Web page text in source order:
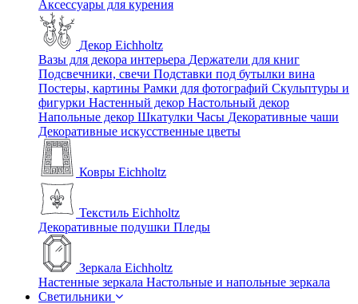
Аксессуары для курения
Декор Eichholtz
Вазы для декора интерьера Держатели для книг
Подсвечники, свечи Подставки под бутылки вина
Постеры, картины Рамки для фотографий Скульптуры и
фигурки Настенный декор Настольный декор
Напольные декор Шкатулки Часы Декоративные чаши
Декоративные искусственные цветы
Ковры Eichholtz
Текстиль Eichholtz
Декоративные подушки Пледы
Зеркала Eichholtz
Настенные зеркала Настольные и напольные зеркала
Светильники